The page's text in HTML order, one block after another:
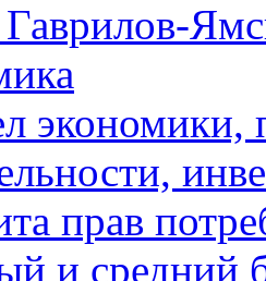
экономики,
прав
и средний